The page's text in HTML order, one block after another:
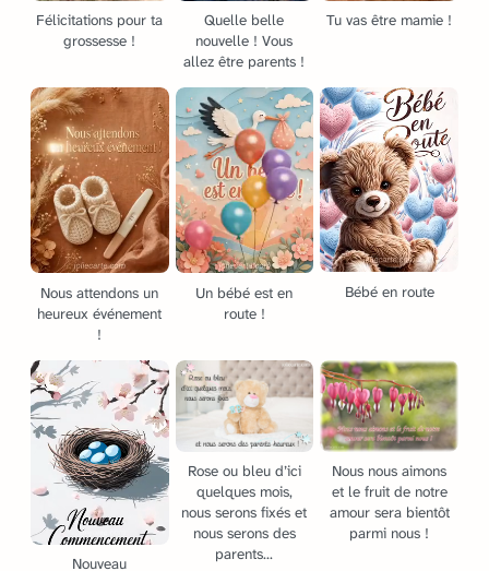
Félicitations pour ta
grossesse !
Quelle belle
nouvelle ! Vous
allez être parents !
Tu vas être mamie !
Nous attendons un
heureux événement
!
Un bébé est en
route !
Bébé en route
Nouveau
Rose ou bleu d’ici
quelques mois,
nous serons fixés et
nous serons des
parents...
Nous nous aimons
et le fruit de notre
amour sera bientôt
parmi nous !